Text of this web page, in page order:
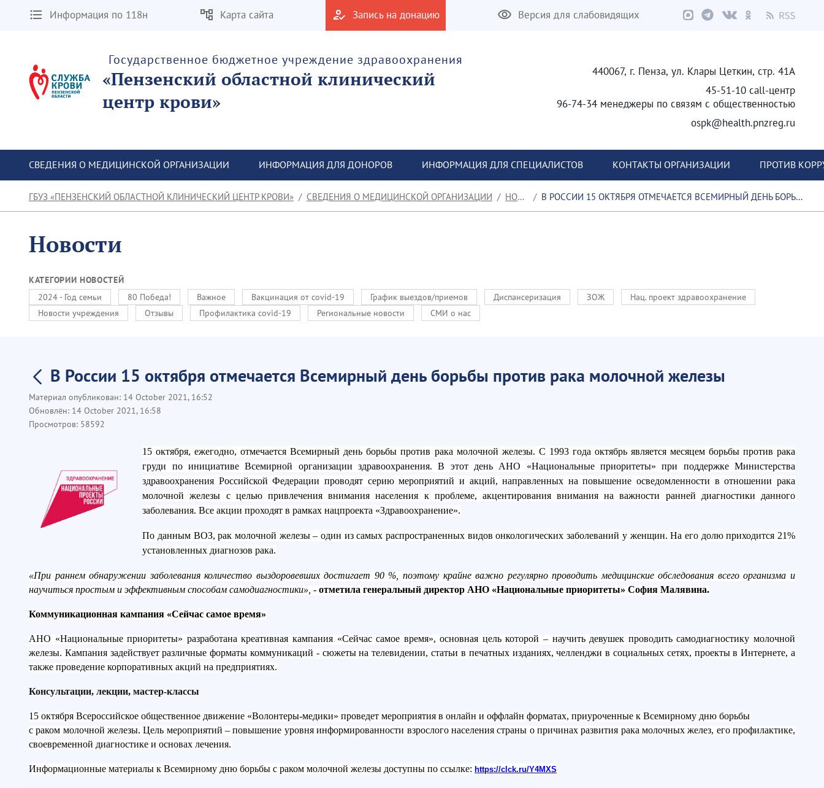
Информация по 118н Карта сайта Запись на донацию Версия для слабовидящих
Государственное бюджетное учреждение здравоохранения
«Пензенский областной клинический
центр крови»
440067, г. Пенза, ул. Клары Цеткин, стр. 41А
45-51-10 call-центр
96-74-34 менеджеры по связям с общественностью
ospk@health.pnzreg.ru
СВЕДЕНИЯ О МЕДИЦИНСКОЙ ОРГАНИЗАЦИИ ИНФОРМАЦИЯ ДЛЯ ДОНОРОВ ИНФОРМАЦИЯ ДЛЯ СПЕЦИАЛИСТОВ КОНТАКТЫ ОРГАНИЗАЦИИ ПРОТИВ
ГБУЗ «ПЕНЗЕНСКИЙ ОБЛАСТНОЙ КЛИНИЧЕСКИЙ ЦЕНТР КРОВИ» СВЕДЕНИЯ О МЕДИЦИНСКОЙ ОРГАНИЗАЦИИ НОВОСТИ В РОССИИ 15 ОКТЯБРЯ ОТМЕЧАЕТСЯ ВСЕМИРНЫЙ ДЕНЬ БОРЬБЫ ПРОТИВ РАКА МОЛОЧНОЙ ЖЕЛЕЗЫ
Новости
КАТЕГОРИИ НОВОСТЕЙ
2024 - Год семьи
80 Победа! Важное Вакцинация от covid-19 График выездов/приемов Диспансеризация ЗОЖ
Нац. проект здравоохранение
Новости учреждения
Отзывы Профилактика covid-19 Региональные новости СМИ о нас
В России 15 октября отмечается Всемирный день борьбы против рака молочной железы
Материал опубликован: 14 October 2021, 16:52
Обновлён: 14 October 2021, 16:58
Просмотров: 58592
15 октября, ежегодно, отмечается Всемирный день борьбы против рака молочной железы. С 1993 года октябрь является месяцем борьбы против рака
груди по инициативе Всемирной организации здравоохранения. В этот день АНО «Национальные приоритеты» при поддержке Министерства
здравоохранения Российской Федерации проводят серию мероприятий и акций, направленных на повышение осведомленности в отношении рака
молочной железы с целью привлечения внимания населения к проблеме, акцентирования внимания на важности ранней диагностики данного
заболевания. Все акции проходят в рамках нацпроекта «Здравоохранение».
По данным ВОЗ, рак молочной железы – один из самых распространенных видов онкологических заболеваний у женщин. На его долю приходится 21%
установленных диагнозов рака.
«При раннем обнаружении заболевания количество выздоровевших достигает 90 %, поэтому крайне важно регулярно проводить медицинские обследования всего организма и
научиться простым и эффективным способам самодиагностики», - отметила генеральный директор АНО «Национальные приоритеты» София Малявина.
Коммуникационная кампания «Сейчас самое время»
АНО «Национальные приоритеты» разработана креативная кампания «Сейчас самое время», основная цель которой – научить девушек проводить самодиагностику молочной
железы. Кампания задействует различные форматы коммуникаций - сюжеты на телевидении, статьи в печатных изданиях, челленджи в социальных сетях, проекты в Интернете, а
также проведение корпоративных акций на предприятиях.
Консультации, лекции, мастер-классы
15 октября Всероссийское общественное движение «Волонтеры-медики» проведет мероприятия в онлайн и оффлайн форматах, приуроченные к Всемирному дню борьбы
с раком молочной железы. Цель мероприятий – повышение уровня информированности взрослого населения страны о причинах развития рака молочных желез, его профилактике,
своевременной диагностике и основах лечения.
Информационные материалы к Всемирному дню борьбы с раком молочной железы доступны по ссылке: https://clck.ru/Y4MXS